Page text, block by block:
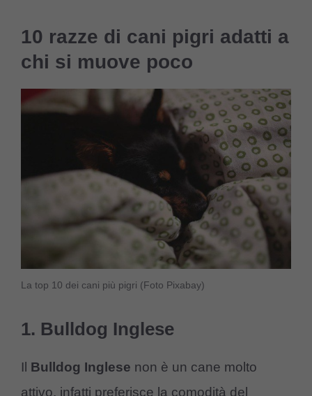
10 razze di cani pigri adatti a
chi si muove poco
La top 10 dei cani più pigri (Foto Pixabay)
1. Bulldog Inglese
Il Bulldog Inglese non è un cane molto
attivo, infatti preferisce la comodità del